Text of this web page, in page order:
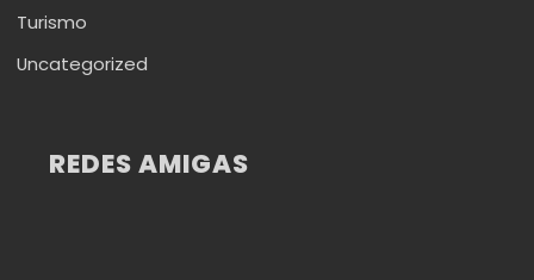
Turismo
Uncategorized
REDES AMIGAS